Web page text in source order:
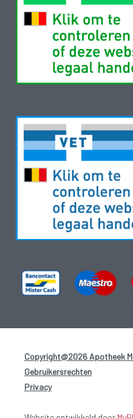
Copyright@2026 Apotheek
Gebruikersrechten
Privacy-